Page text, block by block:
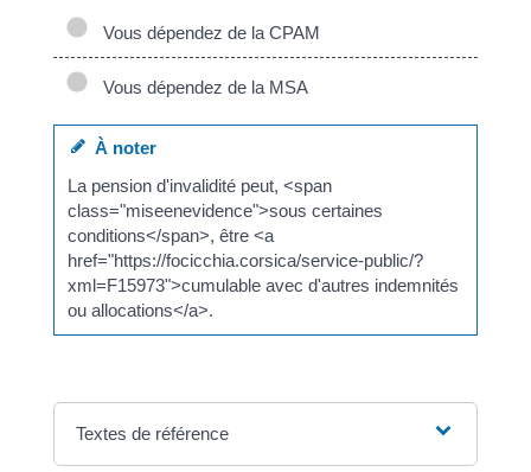
Vous dépendez de la CPAM
Vous dépendez de la MSA
À noter
La pension d'invalidité peut, <span
class="miseenevidence">sous certaines
conditions</span>, être <a
href="https://focicchia.corsica/service-public/?
xml=F15973">cumulable avec d'autres indemnités
ou allocations</a>.
Textes de référence